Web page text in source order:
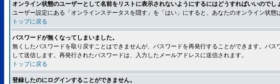
オンライン状態のユーザーとして名前をリストに表示されないようにするにはどうすればいいのでし
ユーザー設定にある「オンラインステータスを隠す」を「はい」にすると、あなたのオンライン状
トップに戻る
パスワードが無くなってしまいました。
無くしたパスワードを取り戻すことはできませんが、パスワードを再発行することができます。パ
して送信します。再発行されたパスワードは、入力したメールアドレスに送信されます。
トップに戻る
登録したのにログインすることができません。